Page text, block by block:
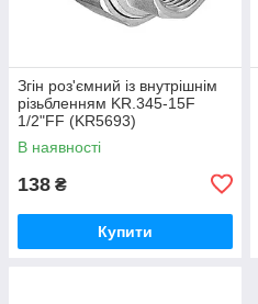
Згін роз'ємний із внутрішнім
різьбленням KR.345-15F
1/2"FF (KR5693)
В наявності
138 ₴
Купити